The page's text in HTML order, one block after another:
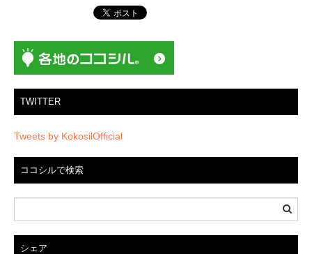
TWITTER
Tweets by KokosilOfficial
ココシルで検索
シェア